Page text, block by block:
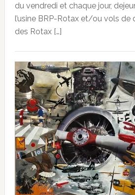
du vendredi et chaque jour,
l’usine BRP-Rotax et/ou vols
des Rotax […]